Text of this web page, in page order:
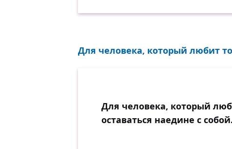
Для человека, который любит
Для человека, который
оставаться наедине с собой.